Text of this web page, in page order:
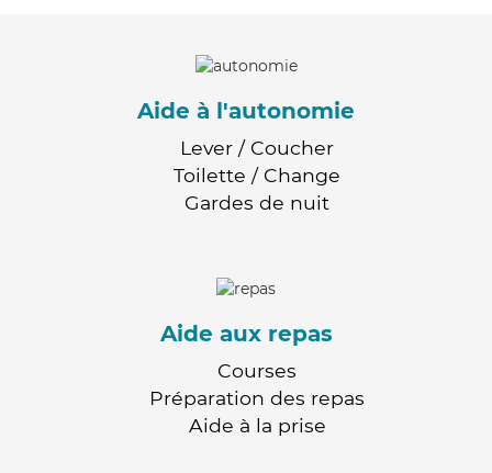
Aide à l'autonomie
Lever / Coucher
Toilette / Change
Gardes de nuit
Aide aux repas
Courses
Préparation des repas
Aide à la prise